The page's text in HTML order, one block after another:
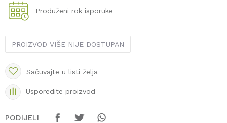
Produženi rok isporuke
PROIZVOD VIŠE NIJE DOSTUPAN
Sačuvajte u listi želja
Usporedite proizvod
PODIJELI